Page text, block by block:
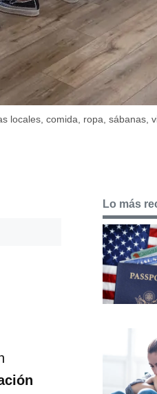
locales, comida, ropa, sábanas,
Lo más